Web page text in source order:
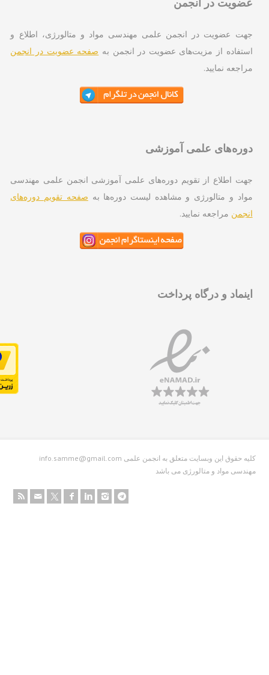
در انجمن
عضویت در انجمن علمی مهندسی مواد و متالورژی، اطلاع و
از مزیت‌های عضویت در انجمن بهصفحه عضویت در انجمن
نمایید.
علمی آموزشی
اطلاع از تقویم دوره‌های علمی آموزشی انجمن علمی مهندسی
و متالورژی و مشاهده لیست دوره‌ها بهصفحه تقویم دوره‌های
مراجعه نمایید.
و درگاه پرداخت
info.samme@gmail.com کلیه حقوق این وبسایت متعلق به انجمن علمی
مواد و متالورژی می باشد